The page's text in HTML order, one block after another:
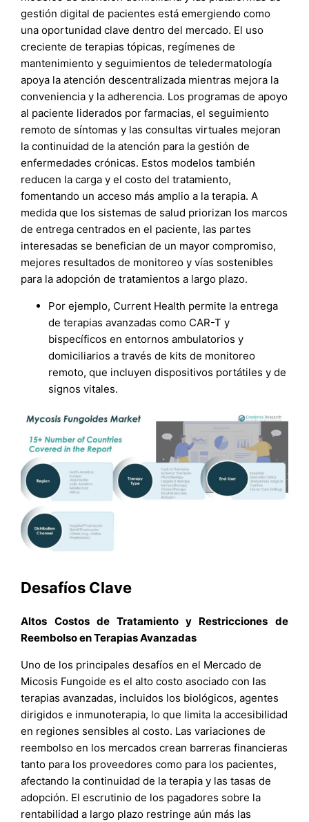
gestión digital de pacientes está emergiendo como
una oportunidad clave dentro del mercado. El uso
creciente de terapias tópicas, regímenes de
mantenimiento y seguimientos de teledermatología
apoya la atención descentralizada mientras mejora la
conveniencia y la adherencia. Los programas de apoyo
al paciente liderados por farmacias, el seguimiento
remoto de síntomas y las consultas virtuales mejoran
la continuidad de la atención para la gestión de
enfermedades crónicas. Estos modelos también
reducen la carga y el costo del tratamiento,
fomentando un acceso más amplio a la terapia. A
medida que los sistemas de salud priorizan los marcos
de entrega centrados en el paciente, las partes
interesadas se benefician de un mayor compromiso,
mejores resultados de monitoreo y vías sostenibles
para la adopción de tratamientos a largo plazo.
Por ejemplo, Current Health permite la entrega
de terapias avanzadas como CAR-T y
bispecíficos en entornos ambulatorios y
domiciliarios a través de kits de monitoreo
remoto, que incluyen dispositivos portátiles y de
signos vitales.
Desafíos Clave
Altos Costos de Tratamiento y Restricciones de
Reembolso en Terapias Avanzadas
Uno de los principales desafíos en el Mercado de
Micosis Fungoide es el alto costo asociado con las
terapias avanzadas, incluidos los biológicos, agentes
dirigidos e inmunoterapia, lo que limita la accesibilidad
en regiones sensibles al costo. Las variaciones de
reembolso en los mercados crean barreras financieras
tanto para los proveedores como para los pacientes,
afectando la continuidad de la terapia y las tasas de
adopción. El escrutinio de los pagadores sobre la
rentabilidad a largo plazo restringe aún más las